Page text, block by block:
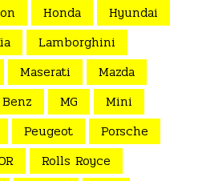
Honda
Hyundai
Lamborghini
Maserati
Mazda
MG
Mini
Peugeot
Porsche
Rolls Royce